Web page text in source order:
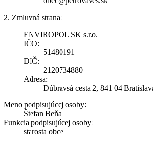
2. Zmluvná strana:
ENVIROPOL SK s.r.o.
IČO:
51480191
DIČ:
2120734880
Adresa:
Dúbravsá cesta 2, 841 04
Meno podpisujúcej osoby:
Štefan Beňa
Funkcia podpisujúcej osoby:
starosta obce